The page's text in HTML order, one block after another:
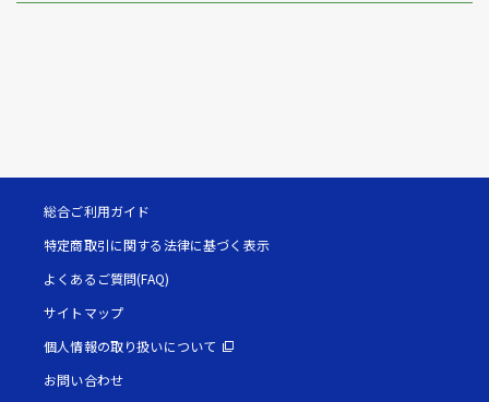
総合ご利用ガイド
特定商取引に関する法律に基づく表示
よくあるご質問(FAQ)
サイトマップ
個人情報の取り扱いについて
お問い合わせ